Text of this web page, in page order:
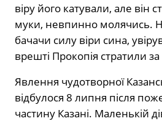
віру його катували, але він
муки, невпинно молячись.
бачачи силу віри сина,
врешті Прокопія стратили
Явлення чудотворної
відбулося 8 липня після
частину Казані. Маленькій